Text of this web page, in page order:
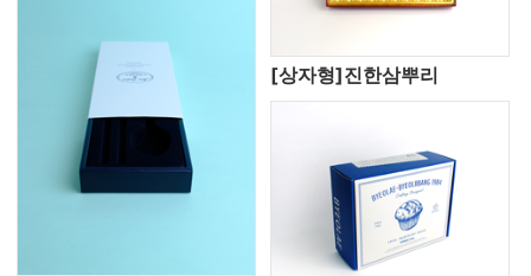
[상자형]진한삼뿌리